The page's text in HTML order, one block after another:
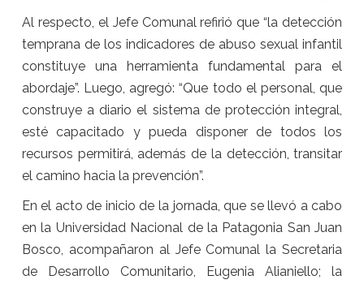
Al respecto, el Jefe Comunal refirió que “la detección
temprana de los indicadores de abuso sexual infantil
constituye una herramienta fundamental para el
abordaje”. Luego, agregó: “Que todo el personal, que
construye a diario el sistema de protección integral,
esté capacitado y pueda disponer de todos los
recursos permitirá, además de la detección, transitar
el camino hacia la prevención”.
En el acto de inicio de la jornada, que se llevó a cabo
en la Universidad Nacional de la Patagonia San Juan
Bosco, acompañaron al Jefe Comunal la Secretaria
de Desarrollo Comunitario, Eugenia Alianiello; la